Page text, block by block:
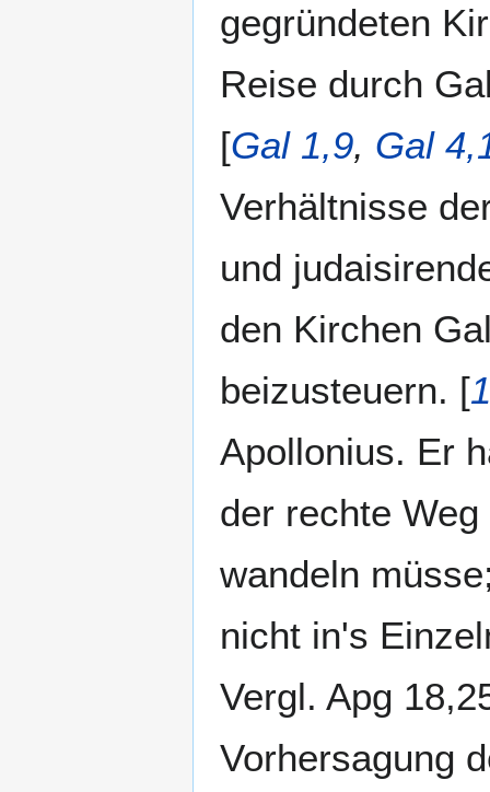
gegründeten
Reise durch
[Gal 1,9, Gal
Verhältnisse
und
den Kirchen
beizusteuern. [
Apollonius. Er
der rechte
wandeln
nicht in's
Vergl. Apg
Vorhersagung